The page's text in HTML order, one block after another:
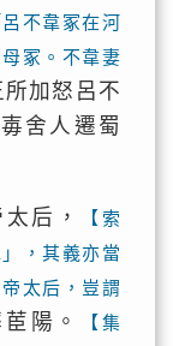
不韋冢在河
冢。不韋妻
所加怒呂不
舍人遷蜀
后，
【索
，其義亦當
太后，豈謂
陽。
【集